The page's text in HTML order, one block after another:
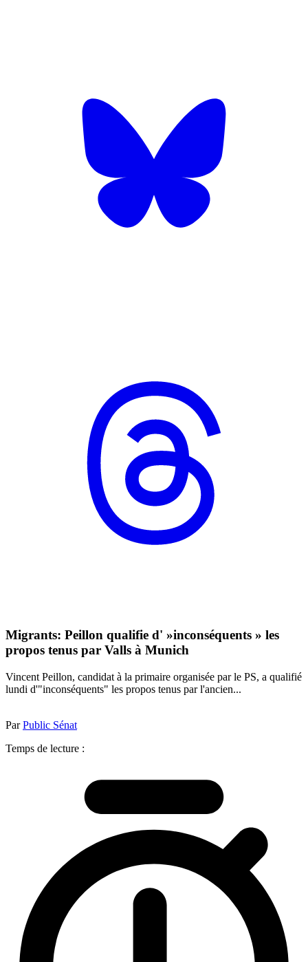
Migrants: Peillon qualifie d' »inconséquents » les
propos tenus par Valls à Munich
Vincent Peillon, candidat à la primaire organisée par le PS, a qualifié
lundi d'"inconséquents" les propos tenus par l'ancien...
ParPublic Sénat
Temps de lecture :